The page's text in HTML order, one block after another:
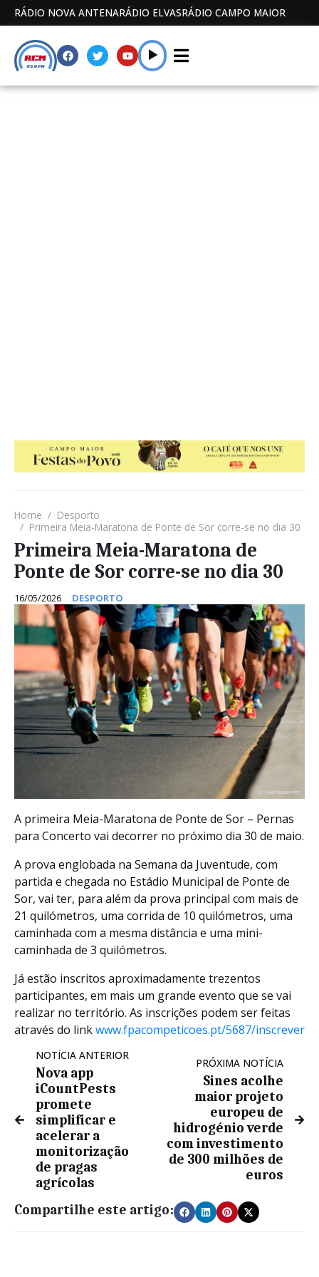
RÁDIO NOVA ANTENARÁDIO ELVASRÁDIO CAMPO MAIOR
Home
Desporto
Primeira Meia-Maratona de Ponte de Sor corre-se no dia 30
Primeira Meia-Maratona de
Ponte de Sor corre-se no dia 30
16/05/2026 DESPORTO
A primeira Meia-Maratona de Ponte de Sor – Pernas
para Concerto vai decorrer no próximo dia 30 de maio.
A prova englobada na Semana da Juventude, com
partida e chegada no Estádio Municipal de Ponte de
Sor, vai ter, para além da prova principal com mais de
21 quilómetros, uma corrida de 10 quilómetros, uma
caminhada com a mesma distância e uma mini-
caminhada de 3 quilómetros.
Já estão inscritos aproximadamente trezentos
participantes, em mais um grande evento que se vai
realizar no território. As inscrições podem ser feitas
através do linkwww.fpacompeticoes.pt/5687/inscrever
NOTÍCIA ANTERIOR
Nova app
iCountPests
promete
simplificar e
acelerar a
monitorização
de pragas
agrícolas
PRÓXIMA NOTÍCIA
Sines acolhe
maior projeto
europeu de
hidrogénio verde
com investimento
de 300 milhões de
euros
Compartilhe este artigo: